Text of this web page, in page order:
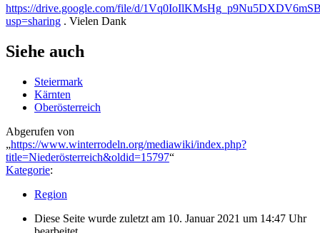
https://drive.google.com/file/d/
usp=sharing . Vielen Dank
Siehe auch
Steiermark
Kärnten
Oberösterreich
Abgerufen von
„https://www.winterrodeln.org/mediawiki/index.php?
title=Niederösterreich&oldid=15797“
Kategorie:
Region
Diese Seite wurde zuletzt am 10. Januar 2021 um 14:47 Uhr